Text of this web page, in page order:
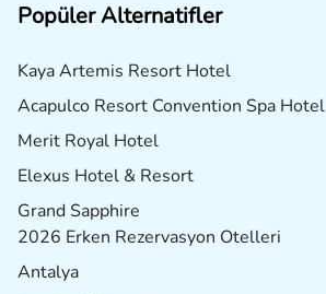
Popüler Alternatifler
Kaya Artemis Resort Hotel
Acapulco Resort Convention Spa Hotel
Merit Royal Hotel
Elexus Hotel & Resort
Grand Sapphire
2026 Erken Rezervasyon Otelleri
Antalya